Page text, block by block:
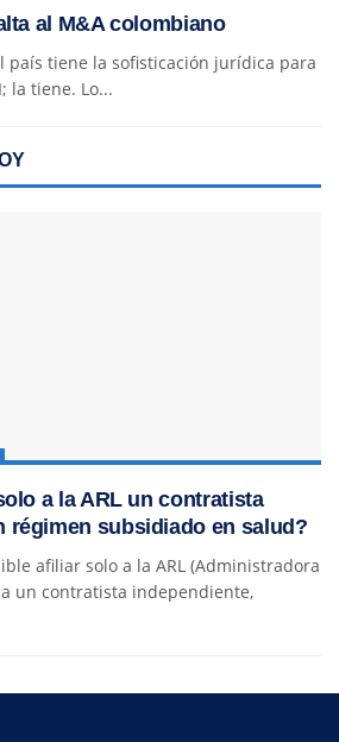
al M&A colombiano
país tiene la sofisticación jurídica para
la tiene. Lo...
a la ARL un contratista
régimen subsidiado en salud?
afiliar solo a la ARL (Administradora
a un contratista independiente,